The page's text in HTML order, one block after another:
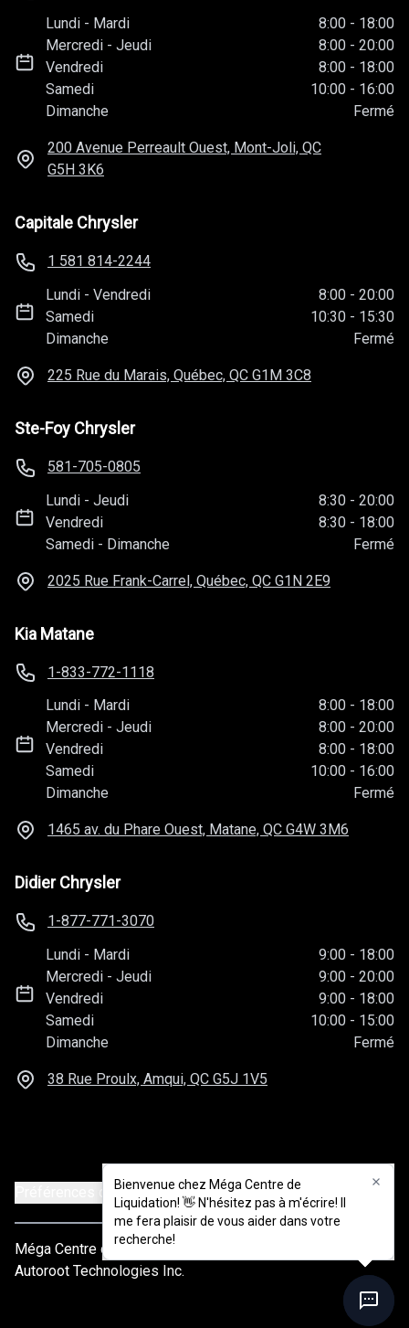
Bienvenue chez Méga Centre de
Liquidation! 👋 N'hésitez pas à m'écrire! Il
me fera plaisir de vous aider dans votre
recherche!
Lundi - Mardi 8:00 - 18:00
Mercredi -Jeudi 8:00 - 20:00
Vendredi
8:00 - 18:00
Samedi
10:00 - 16:00
Dimanche
Fermé
200 Avenue Perreault Ouest, Mont-Joli, QC
G5H 3K6
Capitale Chrysler
1 581 814-2244
Lundi -Vendredi 8:00 - 20:00
Samedi
10:30 - 15:30
Dimanche
Fermé
225 Rue du Marais, Québec, QC G1M 3C8
Ste-Foy Chrysler
581-705-0805
Lundi -Jeudi 8:30 - 20:00
Vendredi
8:30 - 18:00
Samedi - Dimanche Fermé
2025 Rue Frank-Carrel, Québec, QC G1N 2E9
Kia Matane
1-833-772-1118
Lundi - Mardi 8:00 - 18:00
Mercredi -Jeudi 8:00 - 20:00
Vendredi
8:00 - 18:00
Samedi
10:00 - 16:00
Dimanche
Fermé
1465 av. du Phare Ouest, Matane, QC G4W 3M6
Didier Chrysler
1-877-771-3070
Lundi - Mardi 9:00 - 18:00
Mercredi -Jeudi 9:00 - 20:00
Vendredi
9:00 - 18:00
Samedi
10:00 - 15:00
Dimanche
Fermé
38 Rue Proulx, Amqui, QC G5J 1V5
Préférences de consentement
Méga Centre de liquidation
Autoroot Technologies Inc.
Bienvenue chez Méga Centre de
Liquidation! 👋 N'hésitez pas à m'écrire! Il
me fera plaisir de vous aider dans votre
recherche!